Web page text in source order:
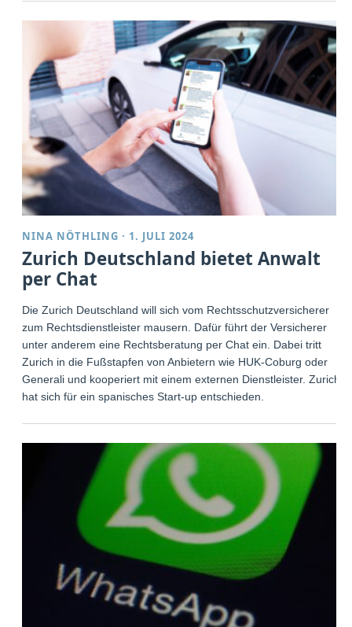
NINA NÖTHLING · 1. JULI 2024
Zurich Deutschland bietet Anwalt
per Chat
Die Zurich Deutschland will sich vom Rechtsschutzversicherer
zum Rechtsdienstleister mausern. Dafür führt der Versicherer
unter anderem eine Rechtsberatung per Chat ein. Dabei tritt
Zurich in die Fußstapfen von Anbietern wie HUK-Coburg oder
Generali und kooperiert mit einem externen Dienstleister. Zurich
hat sich für ein spanisches Start-up entschieden.